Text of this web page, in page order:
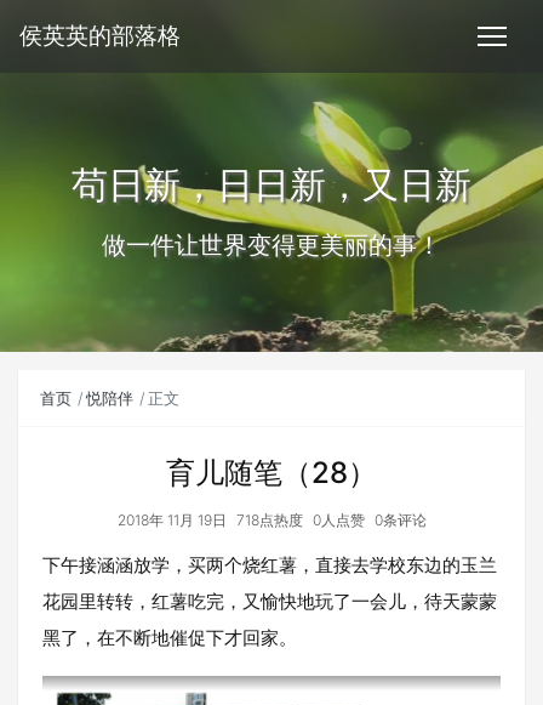
侯英英的部落格
苟日新，日日新，又日新
做一件让世界变得更美丽的事！
首页 悦陪伴 正文
育儿随笔（28）
2018年 11月 19日 718点热度 0人点赞 0条评论
下午接涵涵放学，买两个烧红薯，直接去学校东边的玉兰
花园里转转，红薯吃完，又愉快地玩了一会儿，待天蒙蒙
黑了，在不断地催促下才回家。